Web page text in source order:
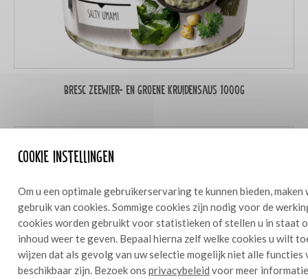
Cookie instellingen
Om u een optimale gebruikerservaring te kunnen bieden,
gebruik van cookies. Sommige cookies zijn nodig voor de
cookies worden gebruikt voor statistieken of stellen u in staat
inhoud weer te geven. Bepaal hierna zelf welke cookies u wilt
wijzen dat als gevolg van uw selectie mogelijk niet alle functies
beschikbaar zijn. Bezoek ons privacybeleid voor meer
Bresc Zeewier- en groene kruidensaus 1000g